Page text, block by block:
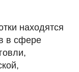
находятся
в сфере